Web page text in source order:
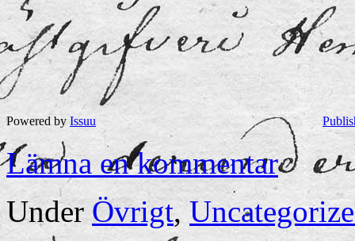
Powered by Issuu
Lämna en kommentar
Under Övrigt,